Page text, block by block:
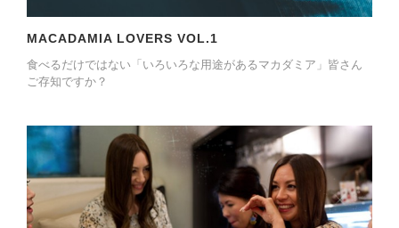
MACADAMIA LOVERS VOL.1
食べるだけではない「いろいろな用途があるマカダミア」皆さん
ご存知ですか？